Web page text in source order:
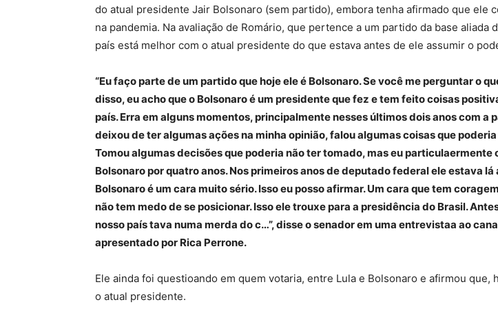
do atual presidente Jair Bolsonaro (sem partido), embora tenha afirmado que ele
na pandemia. Na avaliação de Romário, que pertence a um partido da base aliada
país está melhor com o atual presidente do que estava antes de ele assumir o
“Eu faço parte de um partido que hoje ele é Bolsonaro. Se você me perguntar o
disso, eu acho que o Bolsonaro é um presidente que fez e tem feito coisas
país. Erra em alguns momentos, principalmente nesses últimos dois anos com a
deixou de ter algumas ações na minha opinião, falou algumas coisas que
Tomou algumas decisões que poderia não ter tomado, mas eu particulaermente
Bolsonaro por quatro anos. Nos primeiros anos de deputado federal ele estava lá
Bolsonaro é um cara muito sério. Isso eu posso afirmar. Um cara que tem
não tem medo de se posicionar. Isso ele trouxe para a presidência do Brasil.
nosso país tava numa merda do c…”, disse o senador em uma entrevistaa ao canal
apresentado por Rica Perrone.
Ele ainda foi questioando em quem votaria, entre Lula e Bolsonaro e afirmou que,
o atual presidente.